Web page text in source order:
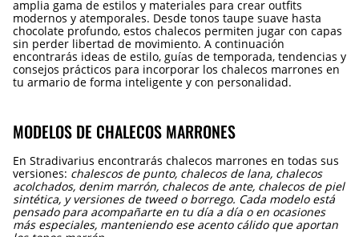
amplia gama de estilos y materiales para crear outfits
modernos y atemporales. Desde tonos taupe suave hasta
chocolate profundo, estos chalecos permiten jugar con capas
sin perder libertad de movimiento. A continuación
encontrarás ideas de estilo, guías de temporada, tendencias y
consejos prácticos para incorporar los chalecos marrones en
tu armario de forma inteligente y con personalidad.
MODELOS DE CHALECOS MARRONES
En Stradivarius encontrarás chalecos marrones en todas sus
versiones: chalescos de punto, chalecos de lana, chalecos
acolchados, denim marrón, chalecos de ante, chalecos de piel
sintética, y versiones de tweed o borrego. Cada modelo está
pensado para acompañarte en tu día a día o en ocasiones
más especiales, manteniendo ese acento cálido que aportan